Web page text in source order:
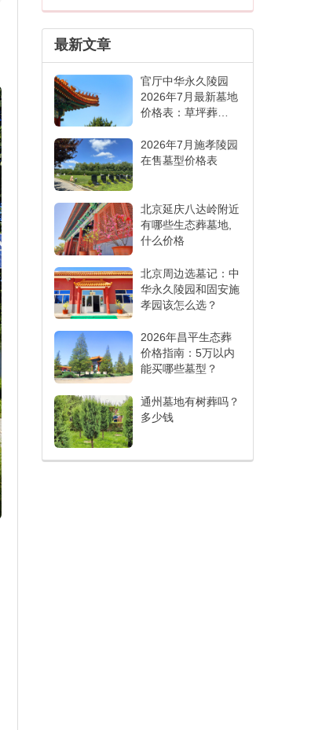
最新文章
官厅中华永久陵园
2026年7月最新墓地
价格表：草坪葬
表看懂
2026年7月施孝陵园
在售墓型价格表
北京延庆八达岭附近
有哪些生态葬墓地,
什么价格
北京周边选墓记：中
华永久陵园和固安施
孝园该怎么选？
2026年昌平生态葬
价格指南：5万以内
能买哪些墓型？
通州墓地有树葬吗？
多少钱